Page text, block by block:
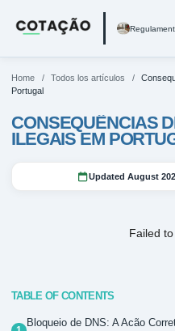
Imposto
Home / Todos los artículos /
Portugal
CONSEQUÊNCIAS
ILEGAIS EM
Updated August
Failed
TABLE OF CONTENTS
Bloqueio de DNS: A Acão